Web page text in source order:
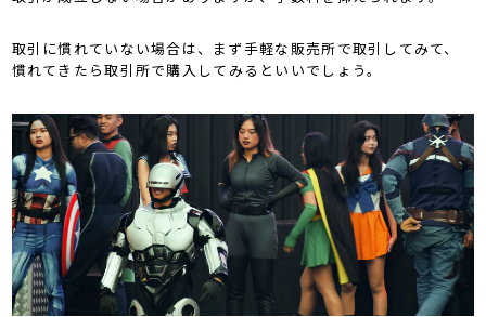
取引に慣れていない場合は、まず手軽な販売所で取引してみて、
慣れてきたら取引所で購入してみるといいでしょう。